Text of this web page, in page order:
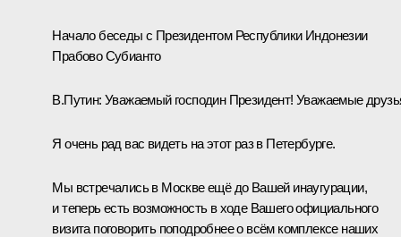
Начало беседы с Президентом Республики Индонезии
Прабово Субианто
В.Путин: Уважаемый господин Президент! Уважаемые
Я очень рад вас видеть на этот раз в Петербурге.
Мы встречались в Москве ещё до Вашей инаугурации,
и теперь есть возможность в ходе Вашего официального
визита поговорить поподробнее о всём комплексе наших